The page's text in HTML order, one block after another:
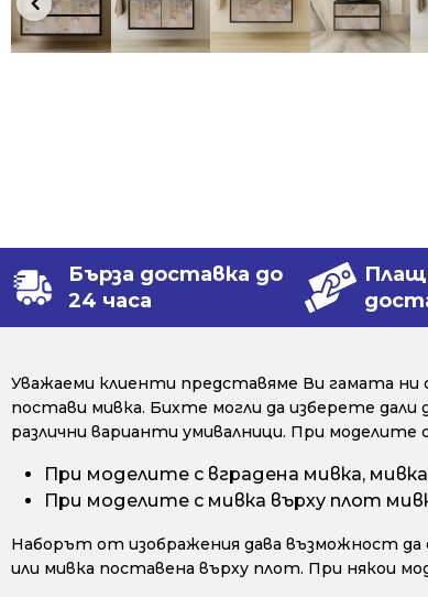
Бърза доставка до
24 часа
Уважаеми клиенти представяме Ви гамата ни
постави мивка. Бихте могли да изберете дали
различни варианти умивалници. При
При моделите с вградена мивка,
При моделите с мивка върху плот
Наборът от изображения дава възможност да
или мивка поставена върху плот. При някои